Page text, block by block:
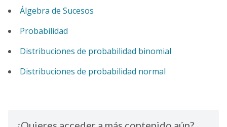
Álgebra de Sucesos
Probabilidad
Distribuciones de probabilidad binomial
Distribuciones de probabilidad normal